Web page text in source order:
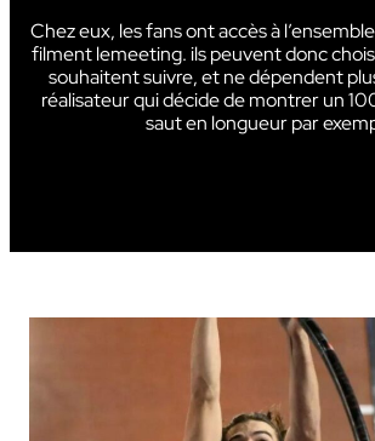
Chez eux, les fans ont accès à
filment lemeeting. ils peuvent donc
souhaitent suivre, et ne dépendent
réalisateur qui décide de montrer un
saut en longueur par